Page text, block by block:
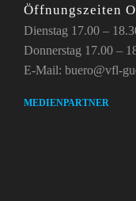
Öffnungszeiten
Dienstag 17.00 –
Donnerstag 17.00 –
E-Mail: buero@vfl-
MEDIENPARTNER